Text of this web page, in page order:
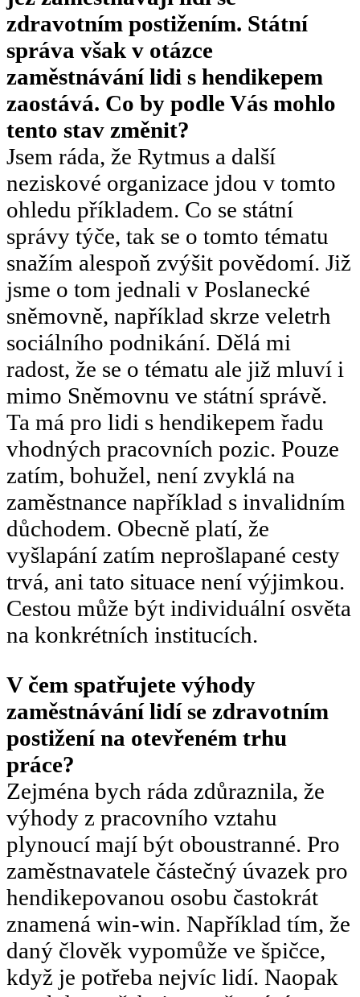
zdravotním postižením. Státní
správa však v otázce
zaměstnávání lidi s hendikepem
zaostává. Co by podle Vás mohlo
tento stav změnit?
Jsem ráda, že Rytmus a další
neziskové organizace jdou v tomto
ohledu příkladem. Co se státní
správy týče, tak se o tomto tématu
snažím alespoň zvýšit povědomí. Již
jsme o tom jednali v Poslanecké
sněmovně, například skrze veletrh
sociálního podnikání. Dělá mi
radost, že se o tématu ale již mluví i
mimo Sněmovnu ve státní správě.
Ta má pro lidi s hendikepem řadu
vhodných pracovních pozic. Pouze
zatím, bohužel, není zvyklá na
zaměstnance například s invalidním
důchodem. Obecně platí, že
vyšlapání zatím neprošlapané cesty
trvá, ani tato situace není výjimkou.
Cestou může být individuální osvěta
na konkrétních institucích.
V čem spatřujete výhody
zaměstnávání lidí se zdravotním
postižení na otevřeném trhu
práce?
Zejména bych ráda zdůraznila, že
výhody z pracovního vztahu
plynoucí mají být oboustranné. Pro
zaměstnavatele částečný úvazek pro
hendikepovanou osobu častokrát
znamená win-win. Například tím, že
daný člověk vypomůže ve špičce,
když je potřeba nejvíc lidí. Naopak